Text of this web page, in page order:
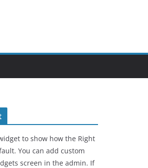
to show how the Right
You can add custom
screen in the admin. If